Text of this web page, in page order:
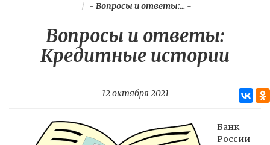
- Вопросы и ответы:... -
Вопросы и ответы:
Кредитные истории
12 октября 2021
Банк
России